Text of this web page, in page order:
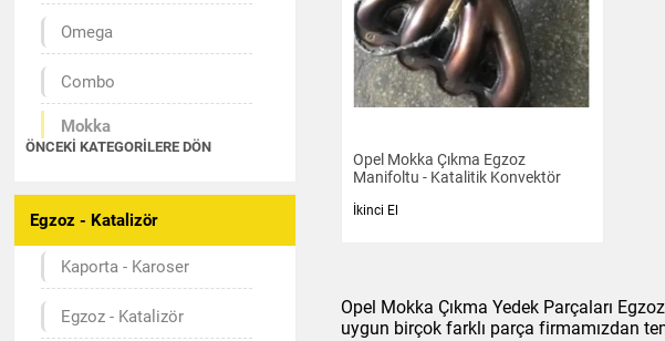
Omega
Combo
Mokka
Zafira
Vectra
Astra
ÖNCEKI KATEGORILERE DÖN
Egzoz - Katalizör
Kaporta - Karoser
Egzoz - Katalizör
Opel Mokka Çıkma Egzoz
Manifoltu - Katalitik Konvektör
İkinci El
Opel Mokka Çıkma Yedek Parçaları
uygun birçok farklı parça firmamızdan